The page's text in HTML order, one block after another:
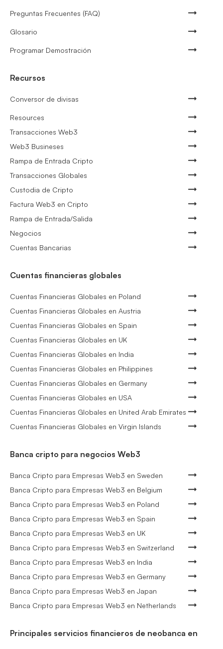
Preguntas Frecuentes (FAQ)
Glosario
Programar Demostración
Recursos
Conversor de divisas
Resources
Transacciones Web3
Web3 Busineses
Rampa de Entrada Cripto
Transacciones Globales
Custodia de Cripto
Factura Web3 en Cripto
Rampa de Entrada/Salida
Negocios
Cuentas Bancarias
Cuentas financieras globales
Cuentas Financieras Globales en Poland
Cuentas Financieras Globales en Austria
Cuentas Financieras Globales en Spain
Cuentas Financieras Globales en UK
Cuentas Financieras Globales en India
Cuentas Financieras Globales en Philippines
Cuentas Financieras Globales en Germany
Cuentas Financieras Globales en USA
Cuentas Financieras Globales en United Arab Emirates
Cuentas Financieras Globales en Virgin Islands
Banca cripto para negocios Web3
Banca Cripto para Empresas Web3 en Sweden
Banca Cripto para Empresas Web3 en Belgium
Banca Cripto para Empresas Web3 en Poland
Banca Cripto para Empresas Web3 en Spain
Banca Cripto para Empresas Web3 en UK
Banca Cripto para Empresas Web3 en Switzerland
Banca Cripto para Empresas Web3 en India
Banca Cripto para Empresas Web3 en Germany
Banca Cripto para Empresas Web3 en Japan
Banca Cripto para Empresas Web3 en Netherlands
Principales servicios financieros de neobanca en